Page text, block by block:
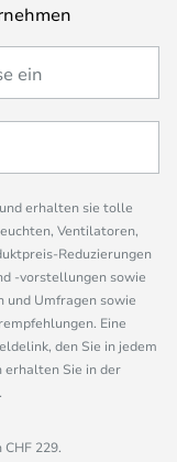
erhalten sie tolle
Ventilatoren,
Reduzierungen
-vorstellungen sowie
und Umfragen sowie
Eine
den Sie in jedem
Sie in der
.
229.